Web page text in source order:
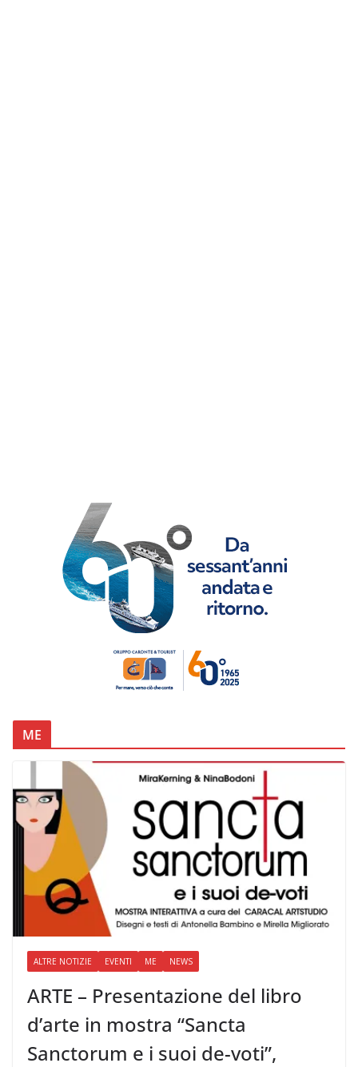
ME
ALTRE NOTIZIE EVENTI ME NEWS
ARTE – Presentazione del libro
d’arte in mostra “Sancta
Sanctorum e i suoi de-voti”,